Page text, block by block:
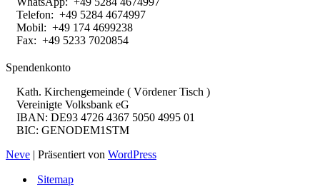
Telefon: +49 5284 4674997
Mobil: +49 174 4699238
Fax: +49 5233 7020854
Spendenkonto
Kath. Kirchengemeinde ( Vördener Tisch )
Vereinigte Volksbank eG
IBAN: DE93 4726 4367 5050 4995 01
BIC: GENODEM1STM
Neve | Präsentiert von WordPress
Sitemap